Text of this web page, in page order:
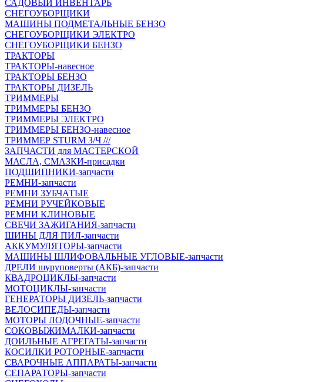
САДОВЫЙ ИНВЕНТАРЬ
СНЕГОУБОРЩИКИ
МАШИНЫ ПОДМЕТАЛЬНЫЕ БЕНЗО
СНЕГОУБОРЩИКИ ЭЛЕКТРО
СНЕГОУБОРЩИКИ БЕНЗО
ТРАКТОРЫ
ТРАКТОРЫ-навесное
ТРАКТОРЫ БЕНЗО
ТРАКТОРЫ ДИЗЕЛЬ
ТРИММЕРЫ
ТРИММЕРЫ БЕНЗО
ТРИММЕРЫ ЭЛЕКТРО
ТРИММЕРЫ БЕНЗО-навесное
ТРИММЕР STURM З/Ч ///
ЗАПЧАСТИ для МАСТЕРСКОЙ
МАСЛА, СМАЗКИ-присадки
ПОДШИПНИКИ-запчасти
РЕМНИ-запчасти
РЕМНИ ЗУБЧАТЫЕ
РЕМНИ РУЧЕЙКОВЫЕ
РЕМНИ КЛИНОВЫЕ
СВЕЧИ ЗАЖИГАНИЯ-запчасти
ШИНЫ ДЛЯ ПИЛ-запчасти
АККУМУЛЯТОРЫ-запчасти
МАШИНЫ ШЛИФОВАЛЬНЫЕ УГЛОВЫЕ-запчасти
ДРЕЛИ шуруповерты (АКБ)-запчасти
КВАДРОЦИКЛЫ-запчасти
МОТОЦИКЛЫ-запчасти
ГЕНЕРАТОРЫ ДИЗЕЛЬ-запчасти
ВЕЛОСИПЕДЫ-запчасти
МОТОРЫ ЛОДОЧНЫЕ-запчасти
СОКОВЫЖИМАЛКИ-запчасти
ДОИЛЬНЫЕ АГРЕГАТЫ-запчасти
КОСИЛКИ РОТОРНЫЕ-запчасти
СВАРОЧНЫЕ АППАРАТЫ-запчасти
СЕПАРАТОРЫ-запчасти